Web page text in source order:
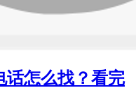
话怎么找？看完